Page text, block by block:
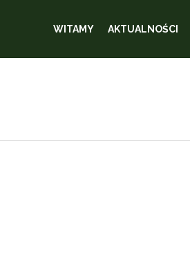
WITAMY AKTUALNOŚCI